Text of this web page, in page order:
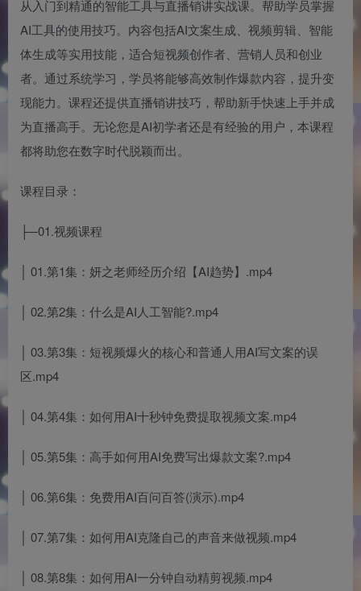
从入门到精通的智能工具与直播销讲实战课。帮助学员掌握
AI工具的使用技巧。内容包括AI文案生成、视频剪辑、智能
体生成等实用技能，适合短视频创作者、营销人员和创业
者。通过系统学习，学员将能够高效制作爆款内容，提升变
现能力。课程还提供直播销讲技巧，帮助新手快速上手并成
为直播高手。无论您是AI初学者还是有经验的用户，本课程
都将助您在数字时代脱颖而出。
课程目录：
├─01.视频课程
│ 01.第1集：妍之老师经历介绍【AI趋势】.mp4
│ 02.第2集：什么是AI人工智能?.mp4
│ 03.第3集：短视频爆火的核心和普通人用AI写文案的误
区.mp4
│ 04.第4集：如何用AI十秒钟免费提取视频文案.mp4
│ 05.第5集：高手如何用AI免费写出爆款文案?.mp4
│ 06.第6集：免费用AI百问百答(演示).mp4
│ 07.第7集：如何用AI克隆自己的声音来做视频.mp4
│ 08.第8集：如何用AI一分钟自动精剪视频.mp4